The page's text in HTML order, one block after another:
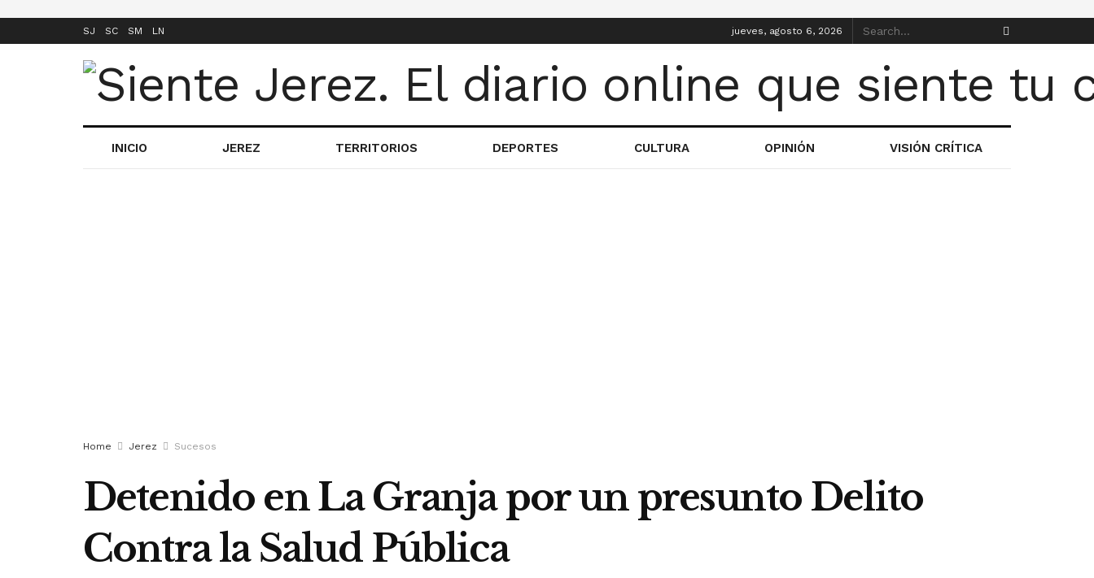
SJ SC SM LN jueves, agosto 6, 2026
INICIO JEREZ TERRITORIOS DEPORTES CULTURA OPINIÓN VISIÓN CRÍTICA
Home Jerez Sucesos
Detenido en La Granja por un presunto Delito
Contra la Salud Pública